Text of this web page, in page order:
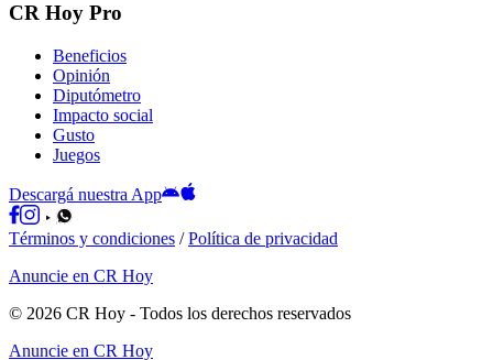
CR Hoy Pro
Beneficios
Opinión
Diputómetro
Impacto social
Gusto
Juegos
Descargá nuestra App
Términos y condiciones /Política de privacidad
Anuncie en CR Hoy
© 2026 CR Hoy - Todos los derechos reservados
Anuncie en CR Hoy